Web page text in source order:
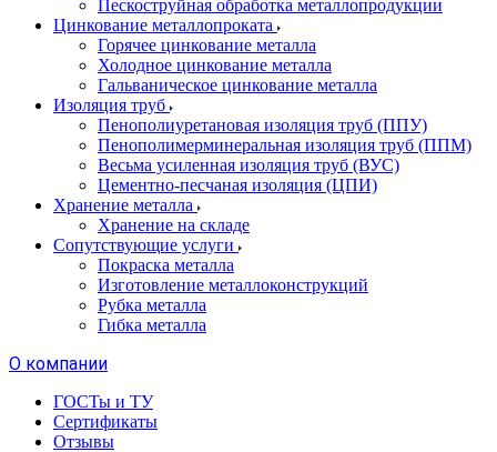
Пескоструйная обработка металлопродукции
Цинкование металлопроката
Горячее цинкование металла
Холодное цинкование металла
Гальваническое цинкование металла
Изоляция труб
Пенополиуретановая изоляция труб (ППУ)
Пенополимерминеральная изоляция труб (ППМ)
Весьма усиленная изоляция труб (ВУС)
Цементно-песчаная изоляция (ЦПИ)
Хранение металла
Хранение на складе
Сопутствующие услуги
Покраска металла
Изготовление металлоконструкций
Рубка металла
Гибка металла
О компании
ГОСТы и ТУ
Сертификаты
Отзывы